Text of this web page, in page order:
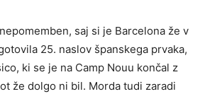
saj si je Barcelona že v
25. naslov španskega prvaka,
ki se je na Camp Nouu končal z
že dolgo ni bil. Morda tudi zaradi